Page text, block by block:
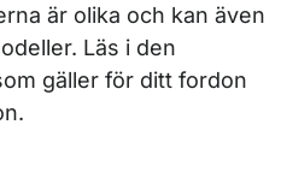
är olika och kan även
Läs i den
gäller för ditt fordon